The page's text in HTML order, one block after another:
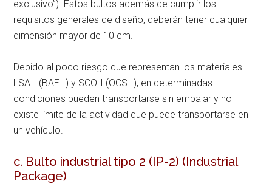
exclusivo”). Estos bultos además de cumplir los
requisitos generales de diseño, deberán tener cualquier
dimensión mayor de 10 cm.
Debido al poco riesgo que representan los materiales
LSA-I (BAE-I) y SCO-I (OCS-I), en determinadas
condiciones pueden transportarse sin embalar y no
existe límite de la actividad que puede transportarse en
un vehículo.
c. Bulto industrial tipo 2 (IP-2) (Industrial
Package)